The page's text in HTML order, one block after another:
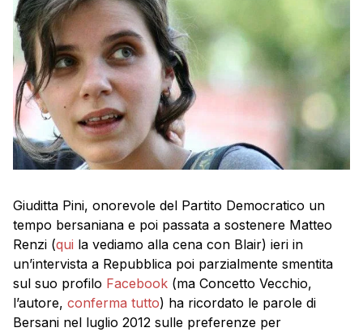
Giuditta Pini, onorevole del Partito Democratico un
tempo bersaniana e poi passata a sostenere Matteo
Renzi (qui la vediamo alla cena con Blair) ieri in
un’intervista a Repubblica poi parzialmente smentita
sul suo profilo Facebook (ma Concetto Vecchio,
l’autore, conferma tutto) ha ricordato le parole di
Bersani nel luglio 2012 sulle preferenze per